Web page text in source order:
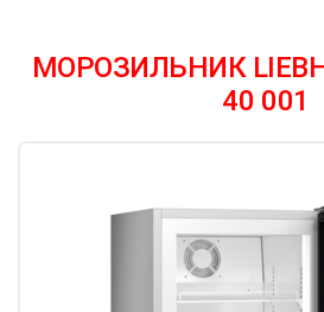
МОРОЗИЛЬНИК
40 001